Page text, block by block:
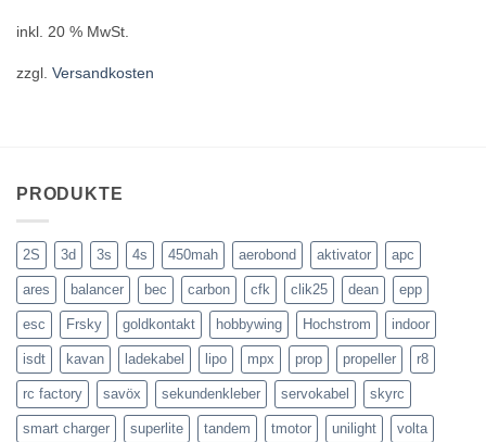
inkl. 20 % MwSt.
zzgl. Versandkosten
PRODUKTE
2S 3d 3s 4s 450mah aerobond aktivator apc
ares balancer bec carbon cfk clik25 dean epp
esc Frsky goldkontakt hobbywing Hochstrom indoor
isdt kavan ladekabel lipo mpx prop propeller r8
rc factory savöx sekundenkleber servokabel skyrc
smart charger superlite tandem tmotor unilight volta